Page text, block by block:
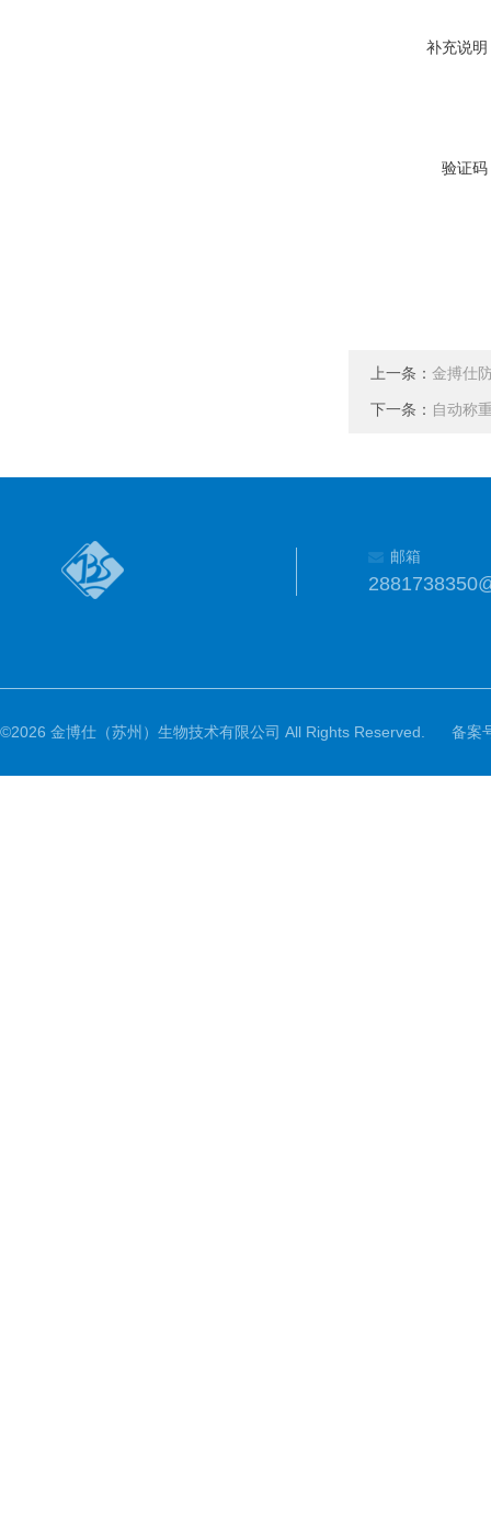
补充说明
验证码
上一条： 金搏仕
下一条： 自动称
邮箱
©2026 金博仕（苏州）生物技术有限公司 All Rights Reserved. 备案